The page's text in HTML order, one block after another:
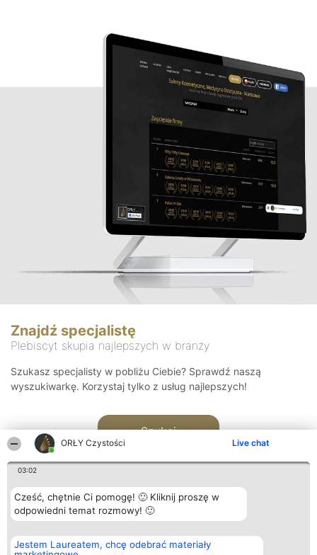
ORŁY Czystości Live chat
03:02
Cześć, chętnie Ci pomogę! 🙂 Kliknij proszę w
odpowiedni temat rozmowy! 🙂
Jestem Laureatem, chcę odebrać materiały
Znajdź specjalistę
Plebiscyt skupia najlepszych w branży
Szukasz specjalisty w pobliżu Ciebie? Sprawdź naszą
wyszukiwarkę. Korzystaj tylko z usług najlepszych!
Szukaj
Organizator plebiscytu
Bright Side Solutions sp. z o.
Plebiscyt
Laureaci
Kontakt
Kontakt